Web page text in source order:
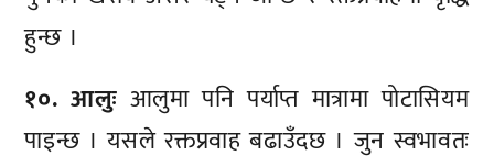
हुन्छ ।
१०. आलुः आलुमा पनि पर्याप्त मात्रामा पोटासियम
पाइन्छ । यसले रक्तप्रवाह बढाउँदछ । जुन स्वभावतः